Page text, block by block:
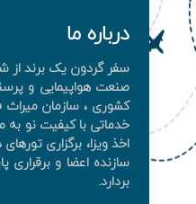
درباره ما
سفر گردون یک برند از
کشوری ، سازمان
خدماتی با کیفیت نو به
اخذ ويزا، برگزاری
سازنده اعضا و برقراری
بردارد.